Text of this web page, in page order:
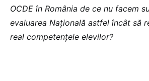
OCDE în România de ce nu facem
evaluarea Națională astfel încât să
real competențele elevilor?